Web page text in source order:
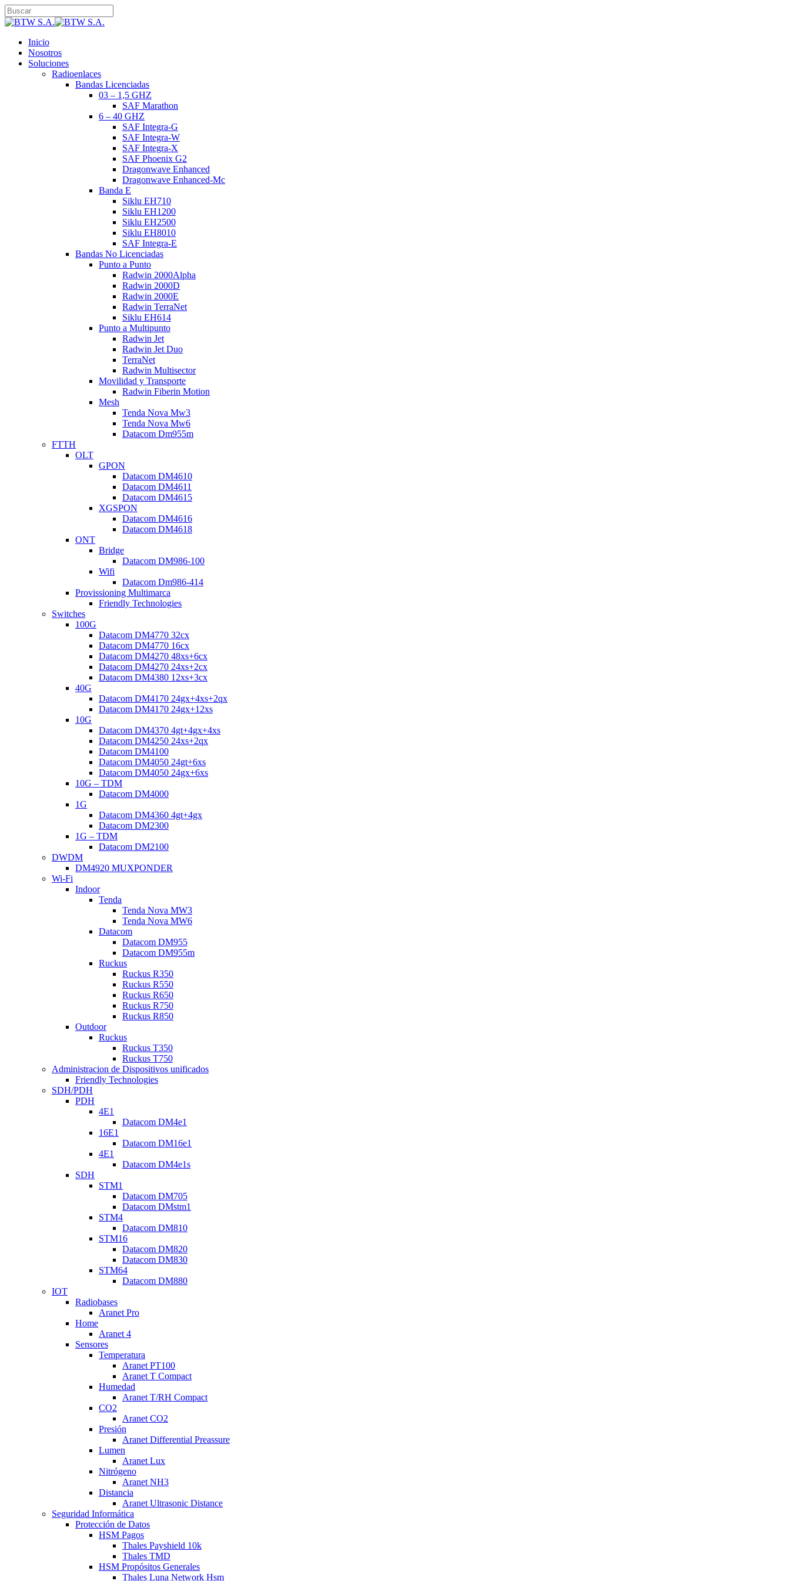
Skip
to
content
Close
search
Menu
Inicio
Nosotros
Soluciones
Radioenlaces
Bandas Licenciadas
03 – 1,5 GHZ
SAF Marathon
6 – 40 GHZ
SAF Integra-G
SAF Integra-W
SAF Integra-X
SAF Phoenix G2
Dragonwave Enhanced
Dragonwave Enhanced-Mc
Banda E
Siklu EH710
Siklu EH1200
Siklu EH2500
Siklu EH8010
SAF Integra-E
Bandas No Licenciadas
Punto a Punto
Radwin 2000Alpha
Radwin 2000D
Radwin 2000E
Radwin TerraNet
Siklu EH614
Punto a Multipunto
Radwin Jet
Radwin Jet Duo
TerraNet
Radwin Multisector
Movilidad y Transporte
Radwin Fiberin Motion
Mesh
Tenda Nova Mw3
Tenda Nova Mw6
Datacom Dm955m
FTTH
OLT
GPON
Datacom DM4610
Datacom DM4611
Datacom DM4615
XGSPON
Datacom DM4616
Datacom DM4618
ONT
Bridge
Datacom DM986-100
Wifi
Datacom Dm986-414
Provissioning Multimarca
Friendly Technologies
Switches
100G
Datacom DM4770 32cx
Datacom DM4770 16cx
Datacom DM4270 48xs+6cx
Datacom DM4270 24xs+2cx
Datacom DM4380 12xs+3cx
40G
Datacom DM4170 24gx+4xs+2qx
Datacom DM4170 24gx+12xs
10G
Datacom DM4370 4gt+4gx+4xs
Datacom DM4250 24xs+2qx
Datacom DM4100
Datacom DM4050 24gt+6xs
Datacom DM4050 24gx+6xs
10G – TDM
Datacom DM4000
1G
Datacom DM4360 4gt+4gx
Datacom DM2300
1G – TDM
Datacom DM2100
DWDM
DM4920 MUXPONDER
Wi-Fi
Indoor
Tenda
Tenda Nova MW3
Tenda Nova MW6
Datacom
Datacom DM955
Datacom DM955m
Ruckus
Ruckus R350
Ruckus R550
Ruckus R650
Ruckus R750
Ruckus R850
Outdoor
Ruckus
Ruckus T350
Ruckus T750
Administracion de Dispositivos unificados
Friendly Technologies
SDH/PDH
PDH
4E1
Datacom DM4e1
16E1
Datacom DM16e1
4E1
Datacom DM4e1s
SDH
STM1
Datacom DM705
Datacom DMstm1
STM4
Datacom DM810
STM16
Datacom DM820
Datacom DM830
STM64
Datacom DM880
IOT
Radiobases
Aranet Pro
Home
Aranet 4
Sensores
Temperatura
Aranet PT100
Aranet T Compact
Humedad
Aranet T/RH Compact
CO2
Aranet CO2
Presión
Aranet Differential Preassure
Lumen
Aranet Lux
Nitrógeno
Aranet NH3
Distancia
Aranet Ultrasonic Distance
Seguridad Informática
Protección de Datos
HSM Pagos
Thales Payshield 10k
Thales TMD
HSM Propósitos Generales
Thales Luna Network Hsm